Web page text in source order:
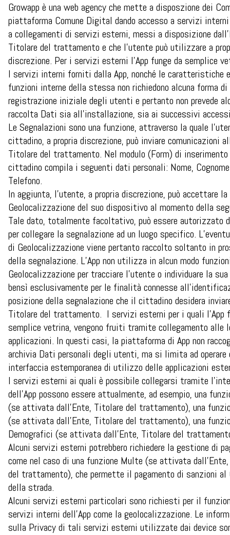
Growapp è una web agency che mette a disposzione dei
piattaforma Comune Digital dando accesso a servizi
a collegamenti di servizi esterni, messi a disposizione
Titolare del trattamento e che l’utente può utilizzare a
discrezione. Per i servizi esterni l’App funge da semplice
I servizi interni forniti dalla App, nonché le caratteristiche
funzioni interne della stessa non richiedono alcuna forma di
registrazione iniziale degli utenti e pertanto non prevede
raccolta Dati sia all’installazione, sia ai successivi
Le Segnalazioni sono una funzione, attraverso la quale
cittadino, a propria discrezione, può inviare comunicazioni
Titolare del trattamento. Nel modulo (Form) di
cittadino compila i seguenti dati personali: Nome,
Telefono.
In aggiunta, l’utente, a propria discrezione, può accettare la
Geolocalizzazione del suo dispositivo al momento della
Tale dato, totalmente facoltativo, può essere autorizzato
per collegare la segnalazione ad un luogo specifico.
di Geolocalizzazione viene pertanto raccolto soltanto in
della segnalazione. L’App non utilizza in alcun modo
Geolocalizzazione per tracciare l’utente o individuare la
bensì esclusivamente per le finalità connesse
posizione della segnalazione che il cittadino desidera
Titolare del trattamento. I servizi esterni per i quali l’App
semplice vetrina, vengono fruiti tramite collegamento alle
applicazioni. In questi casi, la piattaforma di App non
archivia Dati personali degli utenti, ma si limita ad operare
interfaccia estemporanea di utilizzo delle applicazioni
I servizi esterni ai quali è possibile collegarsi tramite
dell’App possono essere attualmente, ad esempio, una
(se attivata dall’Ente, Titolare del trattamento), una
(se attivata dall’Ente, Titolare del trattamento), una
Demografici (se attivata dall’Ente, Titolare del
Alcuni servizi esterni potrebbero richiedere la gestione di
come nel caso di una funzione Multe (se attivata
del trattamento), che permette il pagamento di sanzioni al
della strada.
Alcuni servizi esterni particolari sono richiesti per il
servizi interni dell’App come la geolocalizzazione. Le
sulla Privacy di tali servizi esterni utilizzate dai device